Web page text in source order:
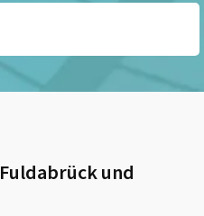
Fuldabrückund